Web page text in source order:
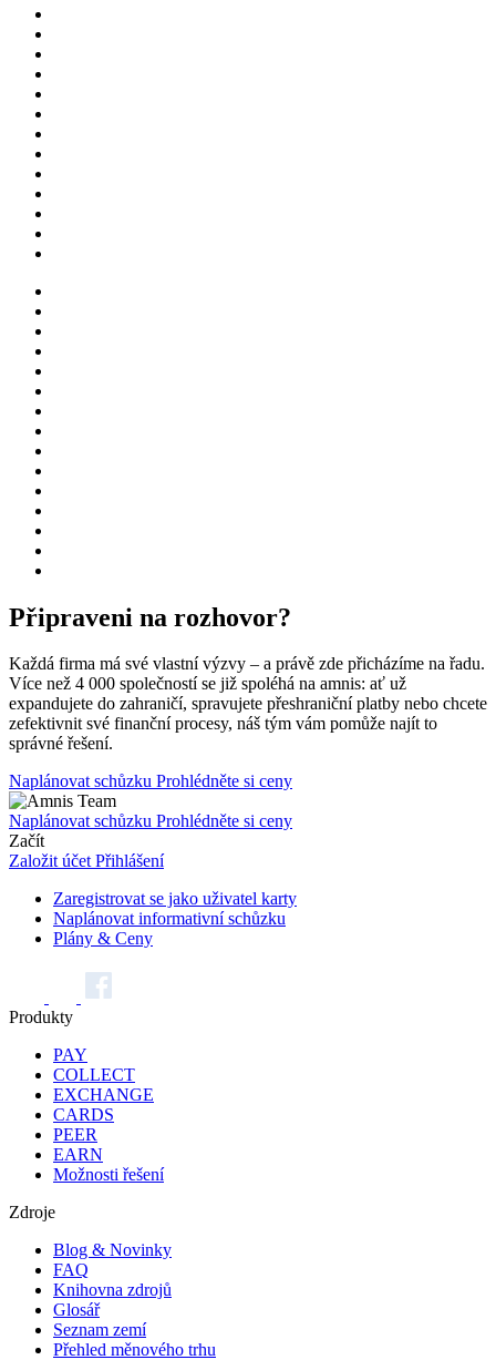
Připraveni na rozhovor?
Každá firma má své vlastní výzvy – a právě zde přicházíme na řadu.
Více než 4 000 společností se již spoléhá na amnis: ať už
expandujete do zahraničí, spravujete přeshraniční platby nebo chcete
zefektivnit své finanční procesy, náš tým vám pomůže najít to
správné řešení.
Naplánovat schůzku Prohlédněte si ceny
Naplánovat schůzku Prohlédněte si ceny
Začít
Založit účetPřihlášení
Zaregistrovat se jako uživatel karty
Naplánovat informativní schůzku
Plány & Ceny
Produkty
PAY
COLLECT
EXCHANGE
CARDS
PEER
EARN
Možnosti řešení
Zdroje
Blog & Novinky
FAQ
Knihovna zdrojů
Glosář
Seznam zemí
Přehled měnového trhu